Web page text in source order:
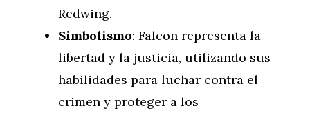
Redwing.
Simbolismo: Falcon representa la
libertad y la justicia, utilizando sus
habilidades para luchar contra el
crimen y proteger a los